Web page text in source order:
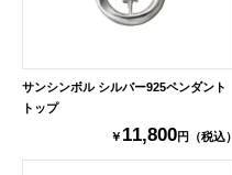
サンシンボル シルバー925ペンダント
トップ
￥ 11,800円（税込）